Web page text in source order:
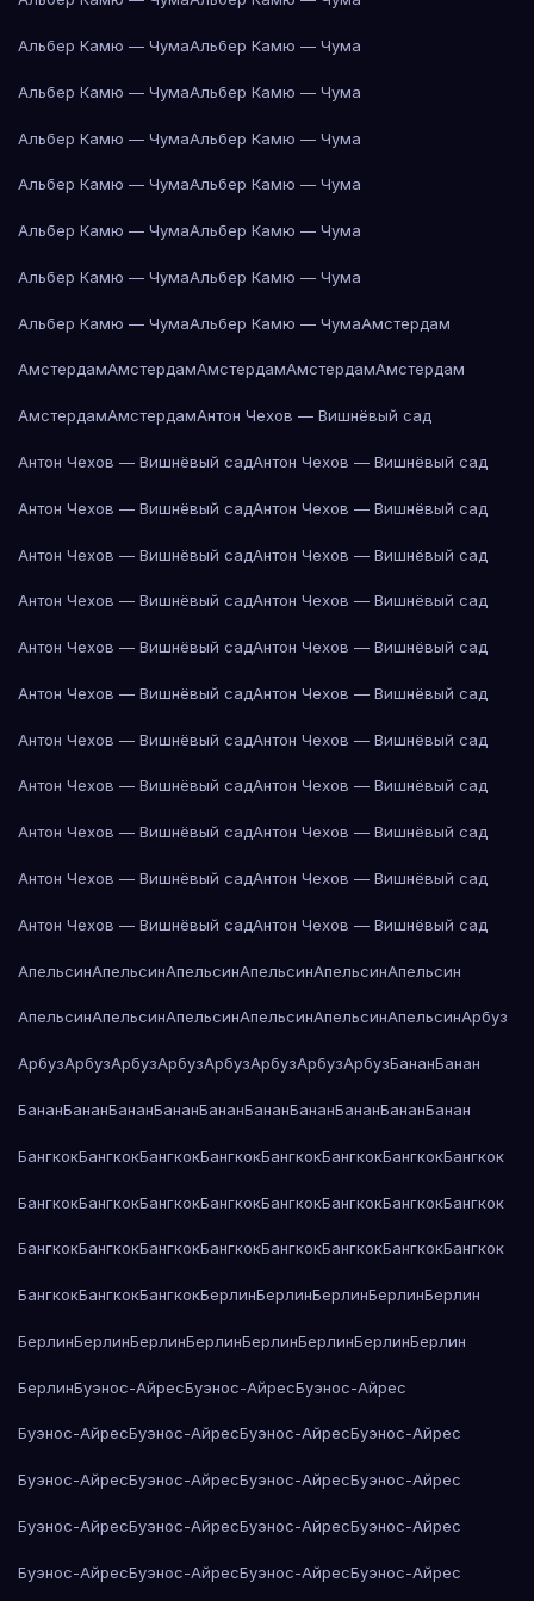
Альбер Камю — ЧумаАльбер Камю — Чума
Альбер Камю — ЧумаАльбер Камю — Чума
Альбер Камю — ЧумаАльбер Камю — Чума
Альбер Камю — ЧумаАльбер Камю — Чума
Альбер Камю — ЧумаАльбер Камю — Чума
Альбер Камю — ЧумаАльбер Камю — Чума
Альбер Камю — ЧумаАльбер Камю — ЧумаАмстердам
АмстердамАмстердамАмстердамАмстердамАмстердам
АмстердамАмстердамАнтон Чехов — Вишнёвый сад
Антон Чехов — Вишнёвый садАнтон Чехов — Вишнёвый сад
Антон Чехов — Вишнёвый садАнтон Чехов — Вишнёвый сад
Антон Чехов — Вишнёвый садАнтон Чехов — Вишнёвый сад
Антон Чехов — Вишнёвый садАнтон Чехов — Вишнёвый сад
Антон Чехов — Вишнёвый садАнтон Чехов — Вишнёвый сад
Антон Чехов — Вишнёвый садАнтон Чехов — Вишнёвый сад
Антон Чехов — Вишнёвый садАнтон Чехов — Вишнёвый сад
Антон Чехов — Вишнёвый садАнтон Чехов — Вишнёвый сад
Антон Чехов — Вишнёвый садАнтон Чехов — Вишнёвый сад
Антон Чехов — Вишнёвый садАнтон Чехов — Вишнёвый сад
Антон Чехов — Вишнёвый садАнтон Чехов — Вишнёвый сад
АпельсинАпельсинАпельсинАпельсинАпельсинАпельсин
АпельсинАпельсинАпельсинАпельсинАпельсинАпельсинАрбуз
АрбузАрбузАрбузАрбузАрбузАрбузАрбузАрбузБананБанан
БананБананБананБананБананБананБананБананБананБанан
БангкокБангкокБангкокБангкокБангкокБангкокБангкокБангкок
БангкокБангкокБангкокБангкокБангкокБангкокБангкокБангкок
БангкокБангкокБангкокБангкокБангкокБангкокБангкокБангкок
БангкокБангкокБангкокБерлинБерлинБерлинБерлинБерлин
БерлинБерлинБерлинБерлинБерлинБерлинБерлинБерлин
БерлинБуэнос-АйресБуэнос-АйресБуэнос-Айрес
Буэнос-АйресБуэнос-АйресБуэнос-АйресБуэнос-Айрес
Буэнос-АйресБуэнос-АйресБуэнос-АйресБуэнос-Айрес
Буэнос-АйресБуэнос-АйресБуэнос-АйресБуэнос-Айрес
Буэнос-АйресБуэнос-АйресБуэнос-АйресБуэнос-Айрес